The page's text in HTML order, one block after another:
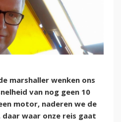
marshaller wenken ons
van nog geen 10
motor, naderen we de
waar onze reis gaat